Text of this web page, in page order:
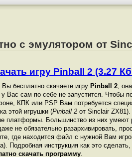
с эмулятором от
игру Pinball 2 (3.27
Вы бесплатно скачаете игру Pinball 2,
Вас сам по себе не запустится. Чтобы
КПК или PSP Вам потребуется
этой игрушки (Pinball 2 от Sinclair
платформы. Большинство из них умеют
не обязательно разархивировать,
где находится файл с нужной Вам
Подробная инструкция как это сделать,
скачать программу.